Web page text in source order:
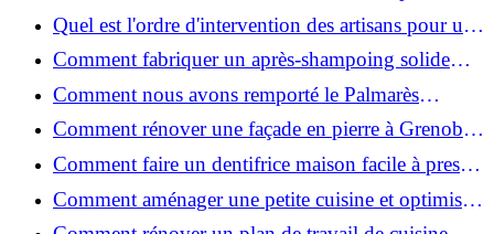
travaux de rénovation ?
Quel est l'ordre d'intervention des artisans pour une
rénovation ?
Comment fabriquer un après-shampoing solide
naturel pour cheveux ?
Comment nous avons remporté le Palmarès
(Ré)HABITER 2025 : les coulisses du projet primé
?
Comment rénover une façade en pierre à Grenoble
: techniques, coûts et conseils
Comment faire un dentifrice maison facile à presser
?
Comment aménager une petite cuisine et optimiser
chaque centimètre carré ?